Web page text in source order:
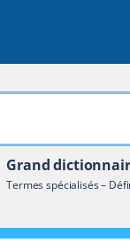
dans tout le site
Grand
Termes spécialisés –